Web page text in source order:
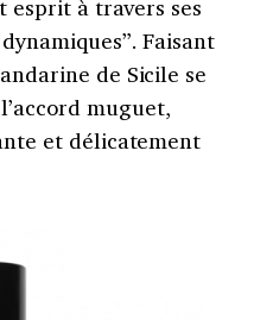
esprit à travers ses
Faisant
de Sicile se
muguet,
et délicatement